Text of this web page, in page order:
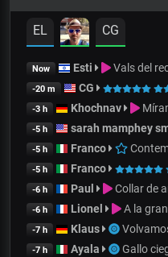
EL CG
Now Esti Vals del
-20 m CG
-3 h Khochnav
-5 h sarah mamphey
-5 h Franco
-5 h Franco
-6 h Paul Collar de
-6 h Lionel A la
-7 h Klaus
-7 h Ayala Gallo